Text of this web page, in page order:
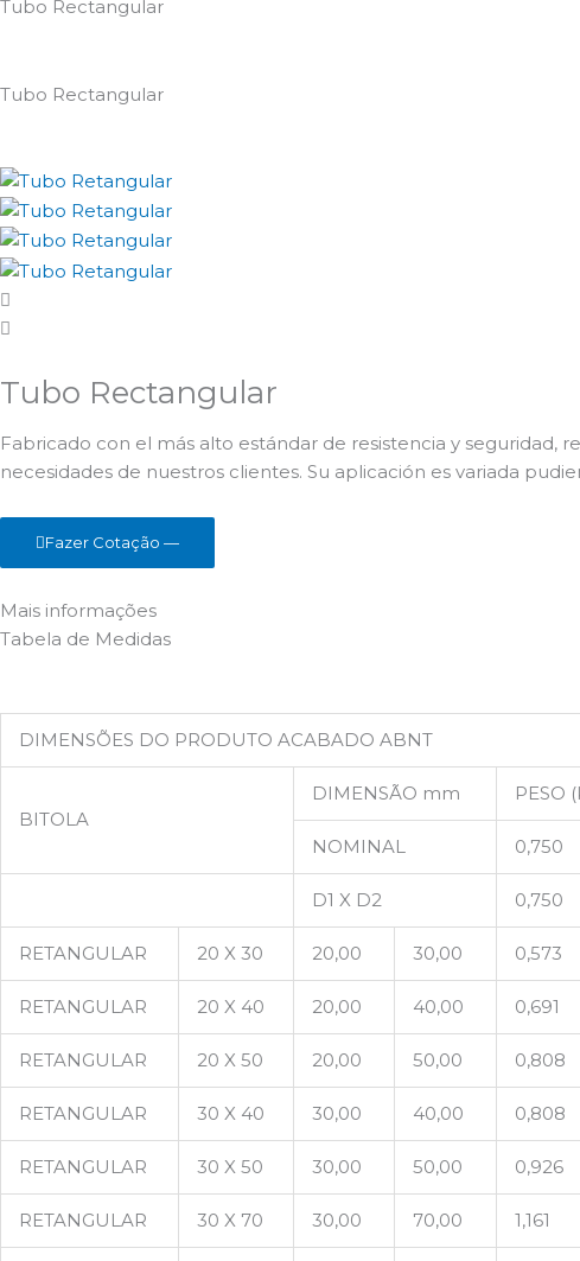
Tubo Rectangular
Tubo Rectangular
Tubo Rectangular
Fabricado con el más alto estándar de resistencia y seguridad,
necesidades de nuestros clientes. Su aplicación es variada
Fazer Cotação —
Mais informações
Tabela de Medidas
DIMENSÕES DO PRODUTO ACABADO ABNT
BITOLA
DIMENSÃO mm PESO
NOMINAL 0,750
D1 X D2 0,750
RETANGULAR 20 X 30 20,00 30,00 0,573
RETANGULAR 20 X 40 20,00 40,00 0,691
RETANGULAR 20 X 50 20,00 50,00 0,808
RETANGULAR 30 X 40 30,00 40,00 0,808
RETANGULAR 30 X 50 30,00 50,00 0,926
RETANGULAR 30 X 70 30,00 70,00 1,161